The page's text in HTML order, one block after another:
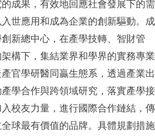
成果，有效地回應社會發展下的需
世應用和成為企業的創新驅動。成
新總中心，在產學技轉、智財管
構下，集結業界和學界的實務專業
官學研醫同贏生態系，透過產業出
學合作與跨領域研究，落實產學接
校友力量，進行國際合作鏈結，傳
球最有價值的品牌。具體規劃措施